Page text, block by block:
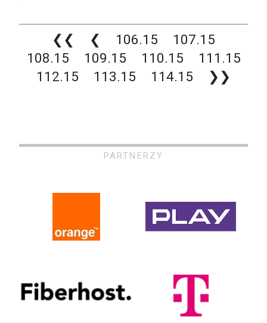
❮❮ ❮ 106.15
107.15
108.15
109.15 110.15
111.15
112.15
113.15 114.15 ❯❯
PARTNERZY